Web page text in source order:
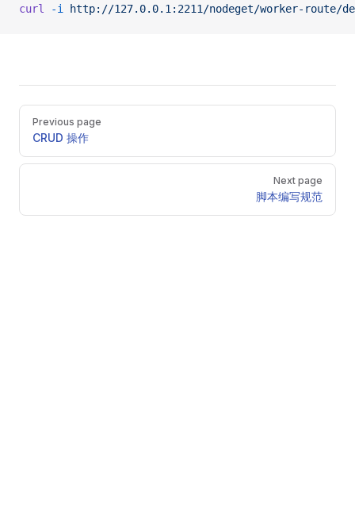
curl -i http://127.0.0.1:2211/nodeget/worker-route/
Pager
Previous page
CRUD 操作
Next page
脚本编写规范